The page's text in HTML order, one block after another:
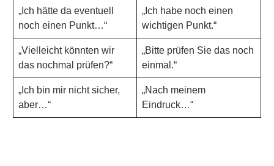
„Ich hätte da eventuell
noch einen Punkt…“
„Ich habe noch einen
wichtigen Punkt.“
„Vielleicht könnten wir
das nochmal prüfen?“
„Bitte prüfen Sie das noch
einmal.“
„Ich bin mir nicht sicher,
aber…“
„Nach meinem
Eindruck…“